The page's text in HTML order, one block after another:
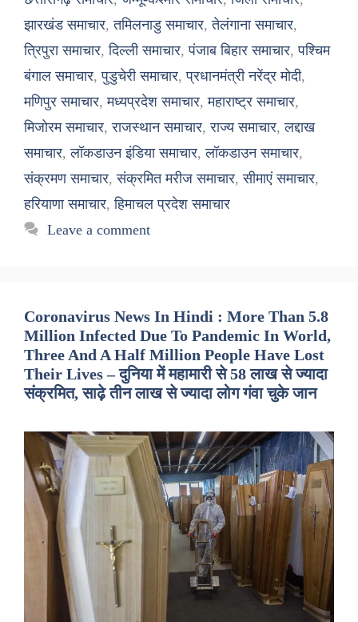
झारखंड समाचार,तमिलनाडु समाचार,तेलंगाना समाचार,
त्रिपुरा समाचार,दिल्ली समाचार,पंजाब बिहार समाचार,पश्चिम
बंगाल समाचार,पुडुचेरी समाचार,प्रधानमंत्री नरेंद्र मोदी,
मणिपुर समाचार,मध्यप्रदेश समाचार,महाराष्ट्र समाचार,
मिजोरम समाचार,राजस्थान समाचार,राज्य समाचार,लद्दाख
समाचार,लॉकडाउन इंडिया समाचार,लॉकडाउन समाचार,
संक्रमण समाचार,संक्रमित मरीज समाचार,सीमाएं समाचार,
हरियाणा समाचार,हिमाचल प्रदेश समाचार
Leave a comment
Coronavirus News In Hindi : More Than 5.8
Million Infected Due To Pandemic In World,
Three And A Half Million People Have Lost
Their Lives – दुनिया में महामारी से 58 लाख से ज्यादा
संक्रमित, साढ़े तीन लाख से ज्यादा लोग गंवा चुके जान